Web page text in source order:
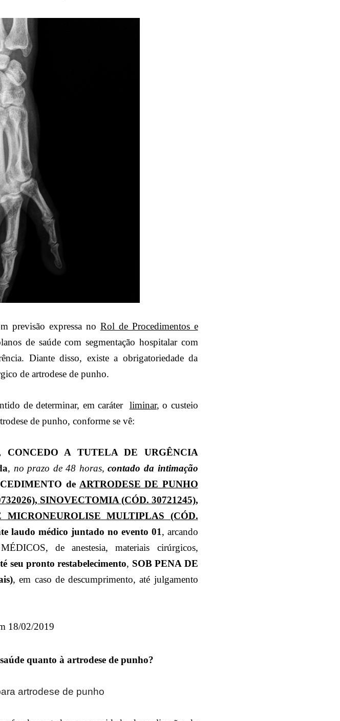
previsão expressa no Rol de Procedimentos e
de saúde com segmentação hospitalar com
Diante disso, existe a obrigatoriedade da
de artrodese de punho.
de determinar, em caráter liminar, o custeio
de punho, conforme se vê:
CONCEDO A TUTELA DE URGÊNCIA
, no prazo de 48 horas, contado da intimação
de ARTRODESE DE PUNHO
SINOVECTOMIA (CÓD. 30721245),
MULTIPLAS (CÓD.
laudo médico juntado no evento 01, arcando
de anestesia, materiais cirúrgicos,
seu pronto restabelecimento, SOB PENA DE
, em caso de descumprimento, até julgamento
18/02/2019
quanto à artrodese de punho?